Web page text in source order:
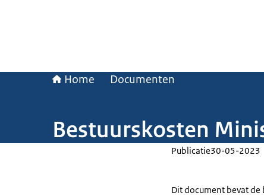
Home Documenten
Bestuurskosten
Publicatie30-05-2023
Dit document bevat de